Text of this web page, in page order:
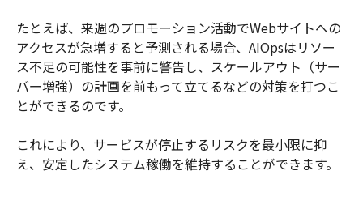
たとえば、来週のプロモーション活動でWebサイトへの
アクセスが急増すると予測される場合、AIOpsはリソー
ス不足の可能性を事前に警告し、スケールアウト（サー
バー増強）の計画を前もって立てるなどの対策を打つこ
とができるのです。
これにより、サービスが停止するリスクを最小限に抑
え、安定したシステム稼働を維持することができます。